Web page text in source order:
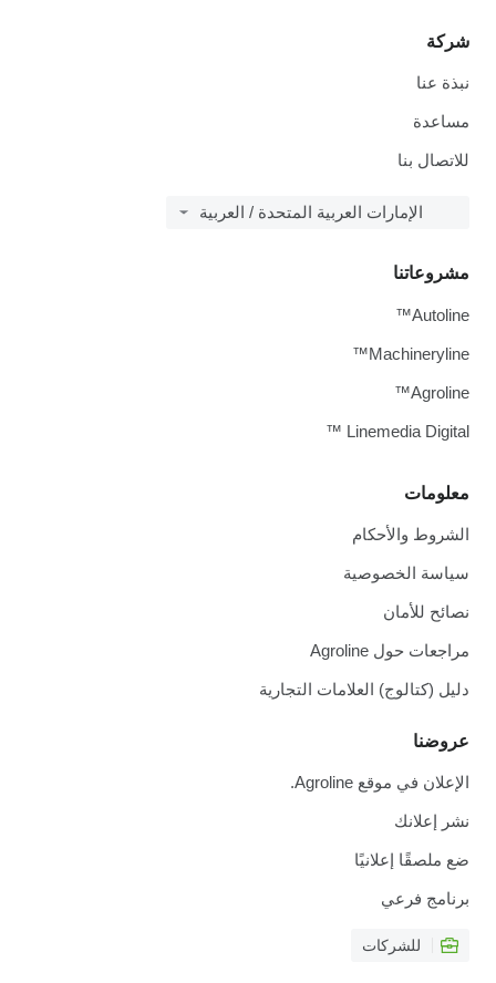
شركة
نبذة عنا
مساعدة
للاتصال بنا
الإمارات العربية المتحدة / العربية
معلومات
الشروط والأحكام
سياسة الخصوصية
نصائح للأمان
مراجعات حول Agroline
دليل (كتالوج) العلامات التجارية
عروضنا
الإعلان في موقع Agroline.
نشر إعلانك
ضع ملصقًا إعلانيًا
برنامج فرعي
للشركات
مشروعاتنا
Autoline™
Machineryline™
Agroline™
Linemedia Digital ™